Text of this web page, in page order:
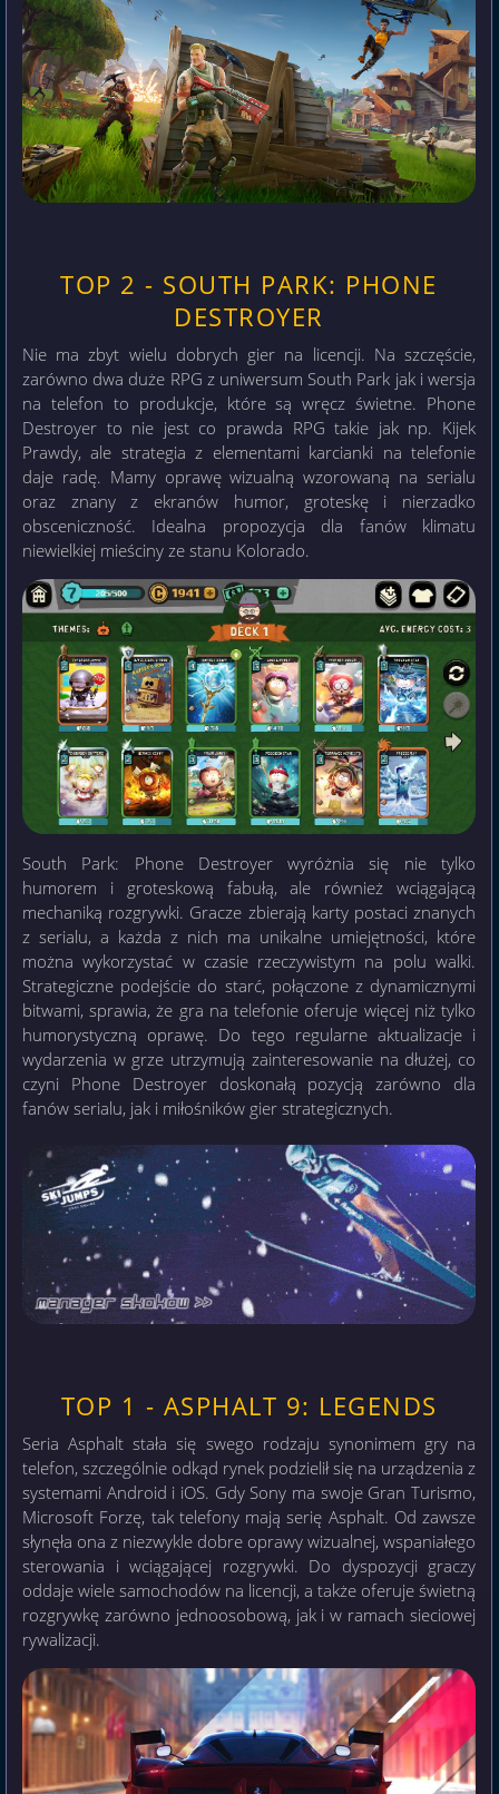
TOP 2 - SOUTH PARK: PHONE
DESTROYER
Nie ma zbyt wielu dobrych gier na licencji. Na szczęście,
zarówno dwa duże RPG z uniwersum South Park jak i wersja
na telefon to produkcje, które są wręcz świetne. Phone
Destroyer to nie jest co prawda RPG takie jak np. Kijek
Prawdy, ale strategia z elementami karcianki na telefonie
daje radę. Mamy oprawę wizualną wzorowaną na serialu
oraz znany z ekranów humor, groteskę i nierzadko
obsceniczność. Idealna propozycja dla fanów klimatu
niewielkiej mieściny ze stanu Kolorado.
South Park: Phone Destroyer wyróżnia się nie tylko
humorem i groteskową fabułą, ale również wciągającą
mechaniką rozgrywki. Gracze zbierają karty postaci znanych
z serialu, a każda z nich ma unikalne umiejętności, które
można wykorzystać w czasie rzeczywistym na polu walki.
Strategiczne podejście do starć, połączone z dynamicznymi
bitwami, sprawia, że gra na telefonie oferuje więcej niż tylko
humorystyczną oprawę. Do tego regularne aktualizacje i
wydarzenia w grze utrzymują zainteresowanie na dłużej, co
czyni Phone Destroyer doskonałą pozycją zarówno dla
fanów serialu, jak i miłośników gier strategicznych.
TOP 1 - ASPHALT 9: LEGENDS
Seria Asphalt stała się swego rodzaju synonimem gry na
telefon, szczególnie odkąd rynek podzielił się na urządzenia z
systemami Android i iOS. Gdy Sony ma swoje Gran Turismo,
Microsoft Forzę, tak telefony mają serię Asphalt. Od zawsze
słynęła ona z niezwykle dobre oprawy wizualnej, wspaniałego
sterowania i wciągającej rozgrywki. Do dyspozycji graczy
oddaje wiele samochodów na licencji, a także oferuje świetną
rozgrywkę zarówno jednoosobową, jak i w ramach sieciowej
rywalizacji.